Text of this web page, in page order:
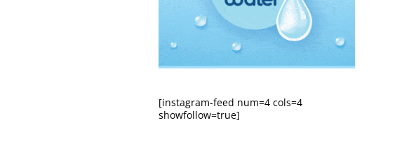
[instagram-feed num=4 cols=4
showfollow=true]